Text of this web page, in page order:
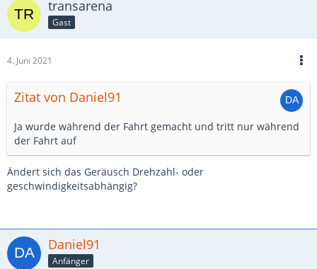
transarena
Gast
4. Juni 2021
Zitat von Daniel91
Ja wurde während der Fahrt gemacht und tritt nur während
der Fahrt auf
Ändert sich das Geräusch Drehzahl- oder
geschwindigkeitsabhängig?
Daniel91
Anfänger